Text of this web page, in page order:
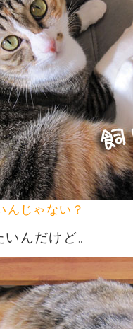
んじゃない？
んだけど。